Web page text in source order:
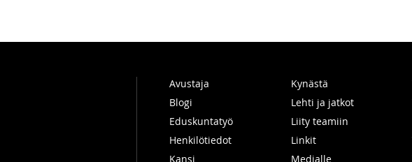
Avustaja
Blogi
Eduskuntatyö
Henkilötiedot
Kansi
Kynästä
Lehti ja jatkot
Liity teamiin
Linkit
Medialle